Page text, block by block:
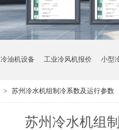
冷油机设备 工业冷风机报价 小型
> 苏州冷水机组制冷系数及运行参数
苏州冷水机组